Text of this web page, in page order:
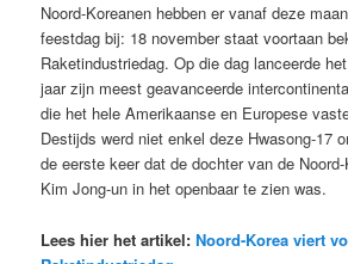
Noord-Koreanen hebben er vanaf deze
feestdag bij: 18 november staat voortaan
Raketindustriedag. Op die dag lanceerde
jaar zijn meest geavanceerde
die het hele Amerikaanse en Europese
Destijds werd niet enkel deze Hwasong-17
de eerste keer dat de dochter van de
Kim Jong-un in het openbaar te zien was.
Lees hier het artikel:Noord-Korea viert